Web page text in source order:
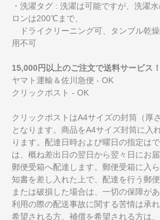
・洗濯タグ : 洗濯は可能ですが、洗濯
ロンは200℃まで、
ドライクリーニング可、タンブル乾
用不可
15,000円以上のご注文で送料サービス！
ヤマト運輸＆佐川急便 - OK
クリックポスト - OK
クリックポストはA4サイズの封筒（厚
となります。商品をA4サイズ封筒に入
ります。配達日時および曜日の指定は
は、概ね差出日の翌日から翌々日にお
郵便受箱へ配達します。郵便受箱に入
知書を差し入れた上で、配達を行う郵
または破損した場合は、一切の保障が
利用の際の配送事故に関する苦情は承
希望される方、補償を希望される方は